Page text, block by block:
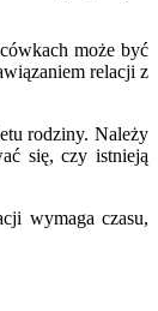
może być
relacji z
rodziny. Należy
się, czy istnieją
wymaga czasu,